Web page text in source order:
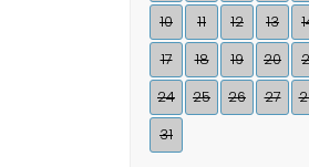
10
11 12 13
17
18 19 20
24
25 26 27
31